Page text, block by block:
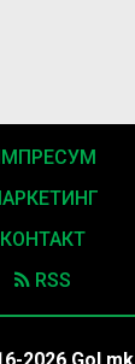
КОНТАКТ
RSS